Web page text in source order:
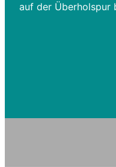
auf der Überholspur